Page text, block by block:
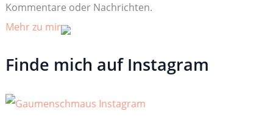
Kommentare oder Nachrichten.
Mehr zu mir
Finde mich auf Instagram